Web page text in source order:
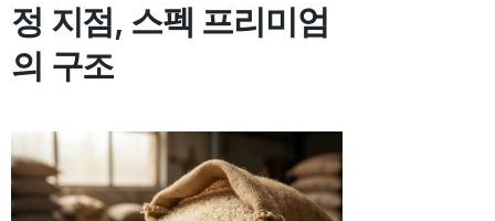
정 지점, 스펙 프리미엄
의 구조